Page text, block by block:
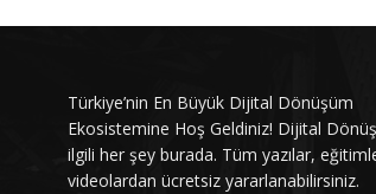
Türkiye’nin En Büyük Dijital Dönüşüm
Ekosistemine Hoş Geldiniz! Dijital
ilgili her şey burada. Tüm yazılar,
videolardan ücretsiz yararlanabilirsiniz.